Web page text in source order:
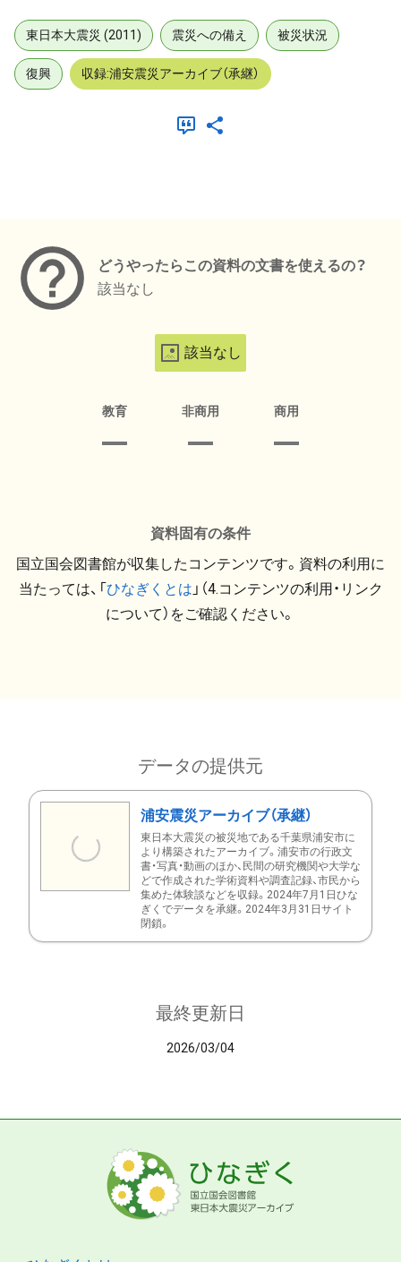
東日本大震災 (2011) 震災への備え 被災状況
復興 収録:浦安震災アーカイブ（承継）
どうやったらこの資料の文書を使えるの？
該当なし
該当なし
教育 非商用 商用
資料固有の条件
国立国会図書館が収集したコンテンツです。資料の利用に
当たっては、「ひなぎくとは 」（4.コンテンツの利用・リンク
について）をご確認ください。
データの提供元
浦安震災アーカイブ（承継）
東日本大震災の被災地である千葉県浦安市に
より構築されたアーカイブ。浦安市の行政文
書・写真・動画のほか、民間の研究機関や大学な
どで作成された学術資料や調査記録、市民から
集めた体験談などを収録。2024年7月1日ひな
ぎくでデータを承継。2024年3月31日サイト
閉鎖。
最終更新日
2026/03/04